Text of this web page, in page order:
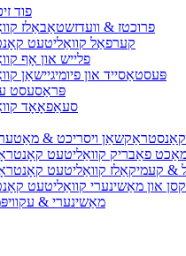
פוד
פרוכטז & וועדזשטאַבאַלז
קערפאַל קוואַליטעט
פלייש און אָף
פּעסטאַסייד און פיומיגיישאַן
פּראַסעסט
סעאַפאָאָד
קאַנסטראַקשאַן ויסריכט &
פאַבריק קוואַליטעט
& קעמיקאַלז קוואַליטעט
און מאַשינערי קוואַליטעט
מאַשינערי &